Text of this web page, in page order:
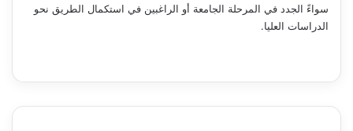
سواءً الجدد في المرحلة الجامعة أو الراغبين في استكمال الطريق نحو
الدراسات العليا.